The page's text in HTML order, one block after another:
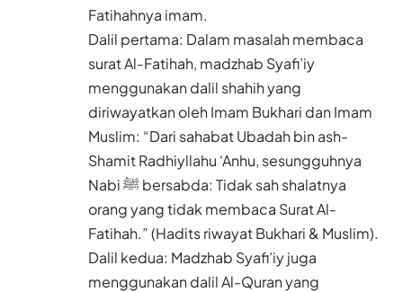
Fatihahnya imam.
Dalil pertama: Dalam masalah membaca
surat Al-Fatihah, madzhab Syafi’iy
menggunakan dalil shahih yang
diriwayatkan oleh Imam Bukhari dan Imam
Muslim: “Dari sahabat Ubadah bin ash-
Shamit Radhiyllahu ‘Anhu, sesungguhnya
Nabi ﷺ bersabda: Tidak sah shalatnya
orang yang tidak membaca Surat Al-
Fatihah.” (Hadits riwayat Bukhari & Muslim).
Dalil kedua: Madzhab Syafi’iy juga
menggunakan dalil Al-Quran yang